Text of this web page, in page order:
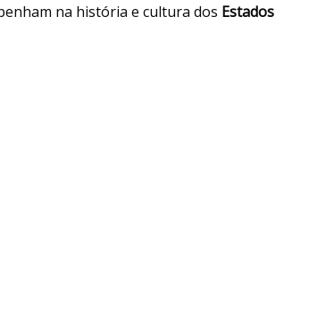
na história e cultura dos Estados